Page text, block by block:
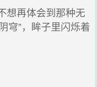
想再体会到那种无
穹”，眸子里闪烁着